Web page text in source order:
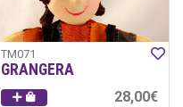
TM071
GRANGERA
28,00€